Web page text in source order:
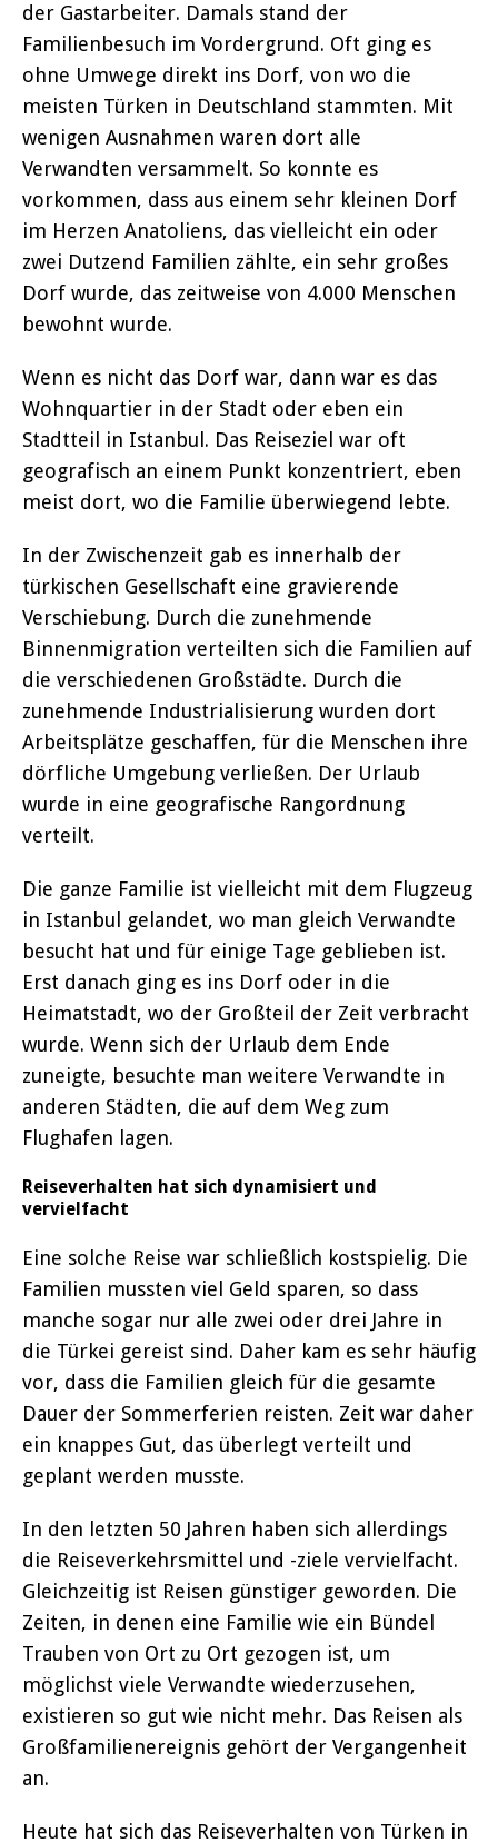
der Gastarbeiter. Damals stand der
Familienbesuch im Vordergrund. Oft ging es
ohne Umwege direkt ins Dorf, von wo die
meisten Türken in Deutschland stammten. Mit
wenigen Ausnahmen waren dort alle
Verwandten versammelt. So konnte es
vorkommen, dass aus einem sehr kleinen Dorf
im Herzen Anatoliens, das vielleicht ein oder
zwei Dutzend Familien zählte, ein sehr großes
Dorf wurde, das zeitweise von 4.000 Menschen
bewohnt wurde.
Wenn es nicht das Dorf war, dann war es das
Wohnquartier in der Stadt oder eben ein
Stadtteil in Istanbul. Das Reiseziel war oft
geografisch an einem Punkt konzentriert, eben
meist dort, wo die Familie überwiegend lebte.
In der Zwischenzeit gab es innerhalb der
türkischen Gesellschaft eine gravierende
Verschiebung. Durch die zunehmende
Binnenmigration verteilten sich die Familien auf
die verschiedenen Großstädte. Durch die
zunehmende Industrialisierung wurden dort
Arbeitsplätze geschaffen, für die Menschen ihre
dörfliche Umgebung verließen. Der Urlaub
wurde in eine geografische Rangordnung
verteilt.
Die ganze Familie ist vielleicht mit dem Flugzeug
in Istanbul gelandet, wo man gleich Verwandte
besucht hat und für einige Tage geblieben ist.
Erst danach ging es ins Dorf oder in die
Heimatstadt, wo der Großteil der Zeit verbracht
wurde. Wenn sich der Urlaub dem Ende
zuneigte, besuchte man weitere Verwandte in
anderen Städten, die auf dem Weg zum
Flughafen lagen.
Reiseverhalten hat sich dynamisiert und
vervielfacht
Eine solche Reise war schließlich kostspielig. Die
Familien mussten viel Geld sparen, so dass
manche sogar nur alle zwei oder drei Jahre in
die Türkei gereist sind. Daher kam es sehr häufig
vor, dass die Familien gleich für die gesamte
Dauer der Sommerferien reisten. Zeit war daher
ein knappes Gut, das überlegt verteilt und
geplant werden musste.
In den letzten 50 Jahren haben sich allerdings
die Reiseverkehrsmittel und -ziele vervielfacht.
Gleichzeitig ist Reisen günstiger geworden. Die
Zeiten, in denen eine Familie wie ein Bündel
Trauben von Ort zu Ort gezogen ist, um
möglichst viele Verwandte wiederzusehen,
existieren so gut wie nicht mehr. Das Reisen als
Großfamilienereignis gehört der Vergangenheit
an.
Heute hat sich das Reiseverhalten von Türken in